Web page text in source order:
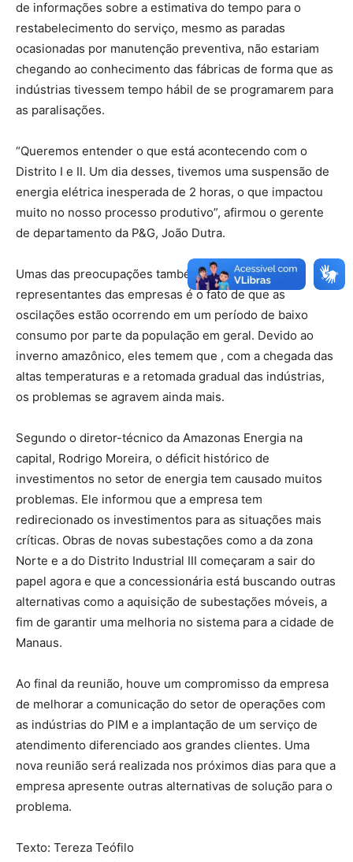
de informações sobre a estimativa do tempo para o
restabelecimento do serviço, mesmo as paradas
ocasionadas por manutenção preventiva, não estariam
chegando ao conhecimento das fábricas de forma que as
indústrias tivessem tempo hábil de se programarem para
as paralisações.
“Queremos entender o que está acontecendo com o
Distrito I e II. Um dia desses, tivemos uma suspensão de
energia elétrica inesperada de 2 horas, o que impactou
muito no nosso processo produtivo”, afirmou o gerente
de departamento da P&G, João Dutra.
Umas das preocupações também apontadas pelos
representantes das empresas é o fato de que as
oscilações estão ocorrendo em um período de baixo
consumo por parte da população em geral. Devido ao
inverno amazônico, eles temem que , com a chegada das
altas temperaturas e a retomada gradual das indústrias,
os problemas se agravem ainda mais.
Segundo o diretor-técnico da Amazonas Energia na
capital, Rodrigo Moreira, o déficit histórico de
investimentos no setor de energia tem causado muitos
problemas. Ele informou que a empresa tem
redirecionado os investimentos para as situações mais
críticas. Obras de novas subestações como a da zona
Norte e a do Distrito Industrial III começaram a sair do
papel agora e que a concessionária está buscando outras
alternativas como a aquisição de subestações móveis, a
fim de garantir uma melhoria no sistema para a cidade de
Manaus.
Ao final da reunião, houve um compromisso da empresa
de melhorar a comunicação do setor de operações com
as indústrias do PIM e a implantação de um serviço de
atendimento diferenciado aos grandes clientes. Uma
nova reunião será realizada nos próximos dias para que a
empresa apresente outras alternativas de solução para o
problema.
Texto: Tereza Teófilo